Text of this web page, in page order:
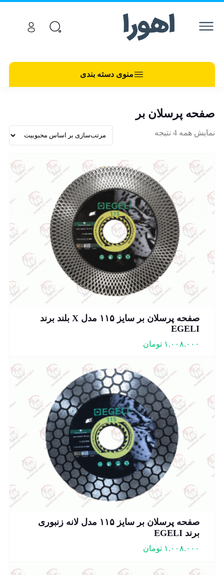
منوی دسته بندی
صفحه پرسلان بر
نمایش همه 4 نتیجه
صفحه پرسلان بر سایز ۱۱۵ مدل X بلند برند
EGELI
۱.۰۰۸.۰۰۰ تومان
صفحه پرسلان بر سایز ۱۱۵ مدل لانه زنبوری
برند EGELI
۱.۰۰۸.۰۰۰ تومان